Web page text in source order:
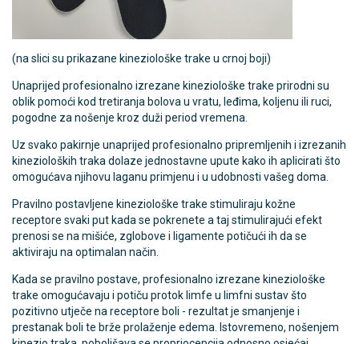
(na slici su prikazane kineziološke trake u crnoj boji)
Unaprijed profesionalno izrezane kineziološke trake prirodni su
oblik pomoći kod tretiranja bolova u vratu, leđima, koljenu ili ruci,
pogodne za nošenje kroz duži period vremena.
Uz svako pakirnje unaprijed profesionalno pripremljenih i izrezanih
kinezioloških traka dolaze jednostavne upute kako ih aplicirati što
omogućava njihovu laganu primjenu i u udobnosti vašeg doma.
Pravilno postavljene kineziološke trake stimuliraju kožne
receptore svaki put kada se pokrenete a taj stimulirajući efekt
prenosi se na mišiće, zglobove i ligamente potičući ih da se
aktiviraju na optimalan način.
Kada se pravilno postave, profesionalno izrezane kineziološke
trake omogućavaju i potiču protok limfe u limfni sustav što
pozitivno utječe na receptore boli - rezultat je smanjenje i
prestanak boli te brže prolaženje edema. Istovremeno, nošenjem